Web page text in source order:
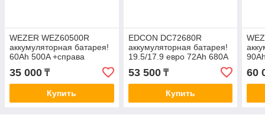
WEZER WEZ60500R
аккумуляторная батарея!
60Ah 500A +справа
35 000 ₸
Купить
EDCON DC72680R
аккумуляторная батарея!
19.5/17.9 евро 72Ah 680A
53 500₸
Купить
60